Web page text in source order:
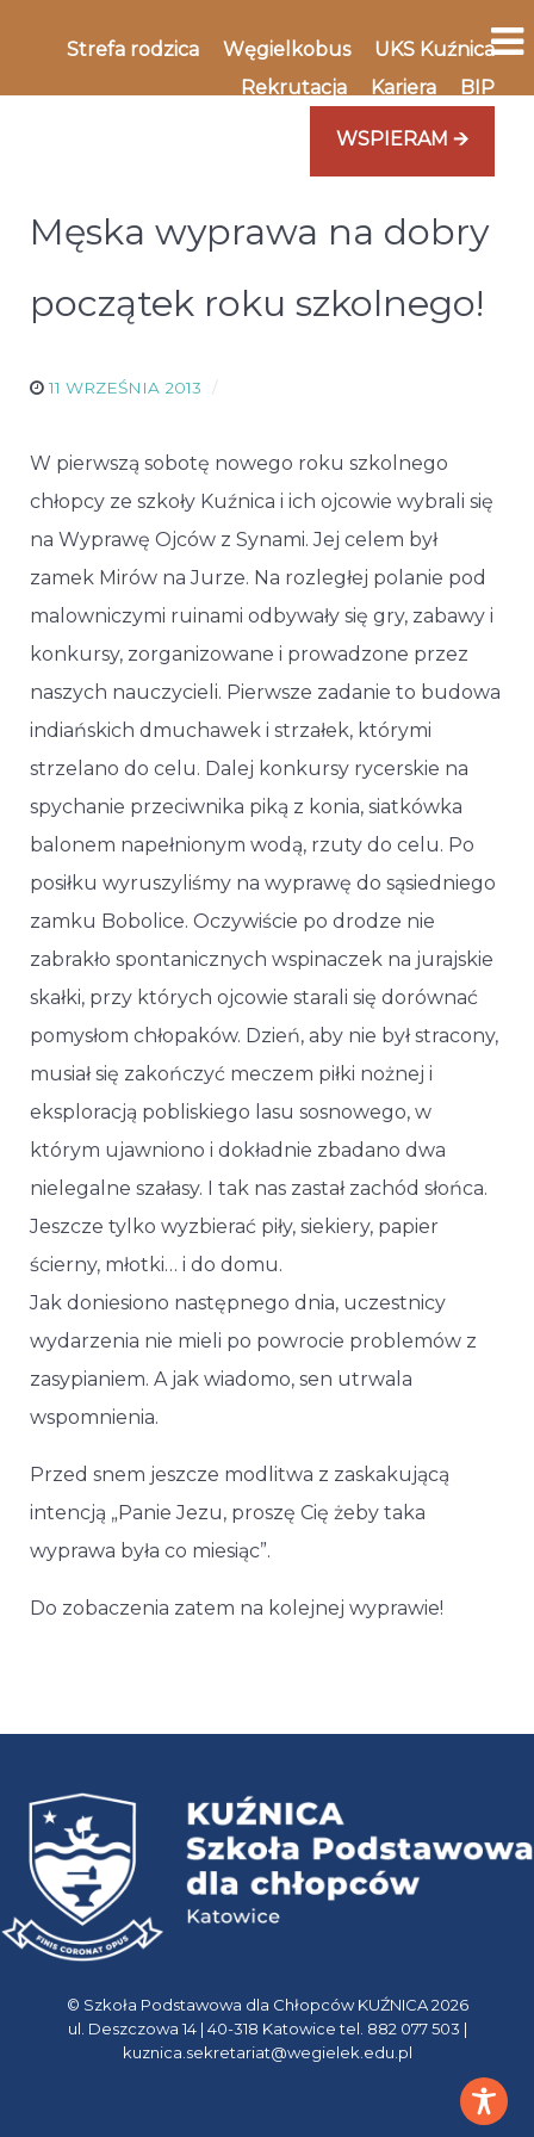
Strefa rodzica Węgielkobus
UKS Kuźnica
Rekrutacja
Kariera BIP
WSPIERAM 🡪
Męska wyprawa na dobry
początek roku szkolnego!
11 WRZEŚNIA 2013
W pierwszą sobotę nowego roku szkolnego
chłopcy ze szkoły Kuźnica i ich ojcowie wybrali się
na Wyprawę Ojców z Synami. Jej celem był
zamek Mirów na Jurze. Na rozległej polanie pod
malowniczymi ruinami odbywały się gry, zabawy i
konkursy, zorganizowane i prowadzone przez
naszych nauczycieli. Pierwsze zadanie to budowa
indiańskich dmuchawek i strzałek, którymi
strzelano do celu. Dalej konkursy rycerskie na
spychanie przeciwnika piką z konia, siatkówka
balonem napełnionym wodą, rzuty do celu. Po
posiłku wyruszyliśmy na wyprawę do sąsiedniego
zamku Bobolice. Oczywiście po drodze nie
zabrakło spontanicznych wspinaczek na jurajskie
skałki, przy których ojcowie starali się dorównać
pomysłom chłopaków. Dzień, aby nie był stracony,
musiał się zakończyć meczem piłki nożnej i
eksploracją pobliskiego lasu sosnowego, w
którym ujawniono i dokładnie zbadano dwa
nielegalne szałasy. I tak nas zastał zachód słońca.
Jeszcze tylko wyzbierać piły, siekiery, papier
ścierny, młotki… i do domu.
Jak doniesiono następnego dnia, uczestnicy
wydarzenia nie mieli po powrocie problemów z
zasypianiem. A jak wiadomo, sen utrwala
wspomnienia.
Przed snem jeszcze modlitwa z zaskakującą
intencją „Panie Jezu, proszę Cię żeby taka
wyprawa była co miesiąc”.
Do zobaczenia zatem na kolejnej wyprawie!
© Szkoła Podstawowa dla Chłopców KUŹNICA 2026
ul. Deszczowa 14 | 40-318 Katowice tel. 882 077 503 |
kuznica.sekretariat@wegielek.edu.pl